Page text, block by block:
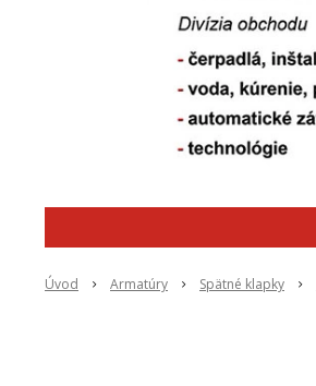
Úvod Armatúry Spätné klapky